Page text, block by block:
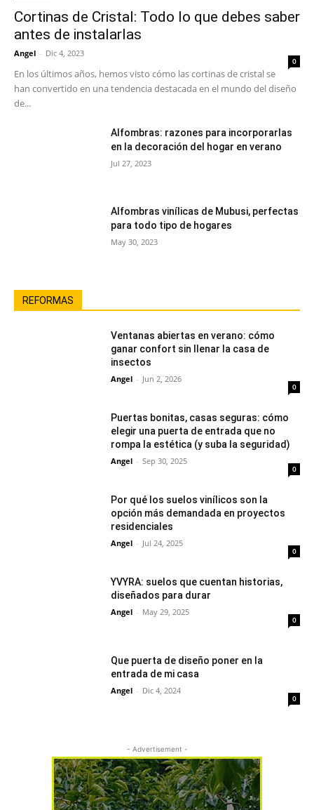
Cortinas de Cristal: Todo lo que debes saber
antes de instalarlas
Angel - Dic 4, 2023
0
En los últimos años, hemos visto cómo las cortinas de cristal se
han convertido en una tendencia destacada en el mundo del diseño
de...
Alfombras: razones para incorporarlas
en la decoración del hogar en verano
Jul 27, 2023
Alfombras vinílicas de Mubusi, perfectas
para todo tipo de hogares
May 30, 2023
REFORMAS
Ventanas abiertas en verano: cómo
ganar confort sin llenar la casa de
insectos
Angel - Jun 2, 2026
0
Puertas bonitas, casas seguras: cómo
elegir una puerta de entrada que no
rompa la estética (y suba la seguridad)
Angel - Sep 30, 2025
0
Por qué los suelos vinílicos son la
opción más demandada en proyectos
residenciales
Angel - Jul 24, 2025
0
YVYRA: suelos que cuentan historias,
diseñados para durar
Angel - May 29, 2025
0
Que puerta de diseño poner en la
entrada de mi casa
Angel - Dic 4, 2024
0
- Advertisement -